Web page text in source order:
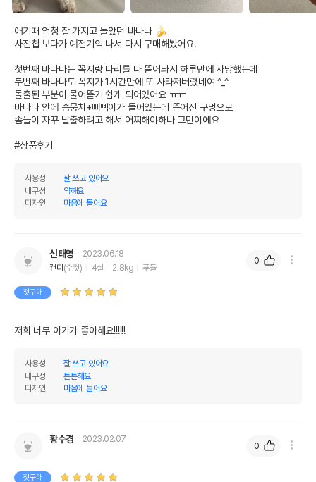
애기때 엄청 잘 가지고 놀았던 바나나 🍌
사진첩 보다가 예전기억 나서 다시 구매해봤어요.
첫번째 바나나는 꼭지랑 다리를 다 뜯어놔서 하루만에 사망했는데
두번째 바나나도 꼭지가 1시간만에 또 사라져버렸네여 ^_^
돌출된 부분이 물어뜯기 쉽게 되어있어요 ㅠㅠ
바나나 안에 솜뭉치+삐삑이가 들어있는데 뜯어진 구멍으로
솜들이 자꾸 탈출하려고 해서 어찌해야하나 고민이에요
#상품후기
사용성
잘 쓰고 있어요
내구성
약해요
디자인
마음에 들어요
신태영
2023.06.18
캔디(수컷) 4살 2.8kg 푸들
첫구매
저희 너무 아가가 좋아해요!!!!!!
사용성
잘 쓰고 있어요
내구성
튼튼해요
디자인
마음에 들어요
0
황수경 2023.02.07
첫구매
0